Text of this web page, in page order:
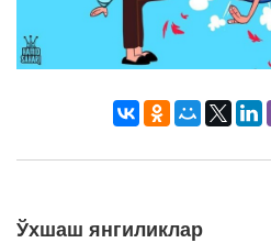
Ўхшаш янгиликлар